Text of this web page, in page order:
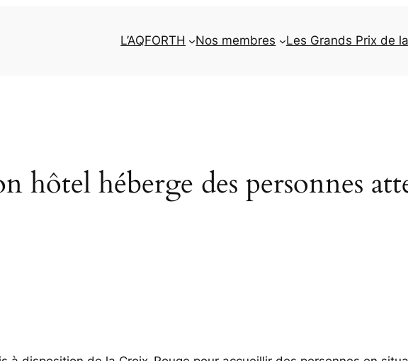
L’AQFORTH Nos membres Les Grands Prix de
hôtel héberge des personnes